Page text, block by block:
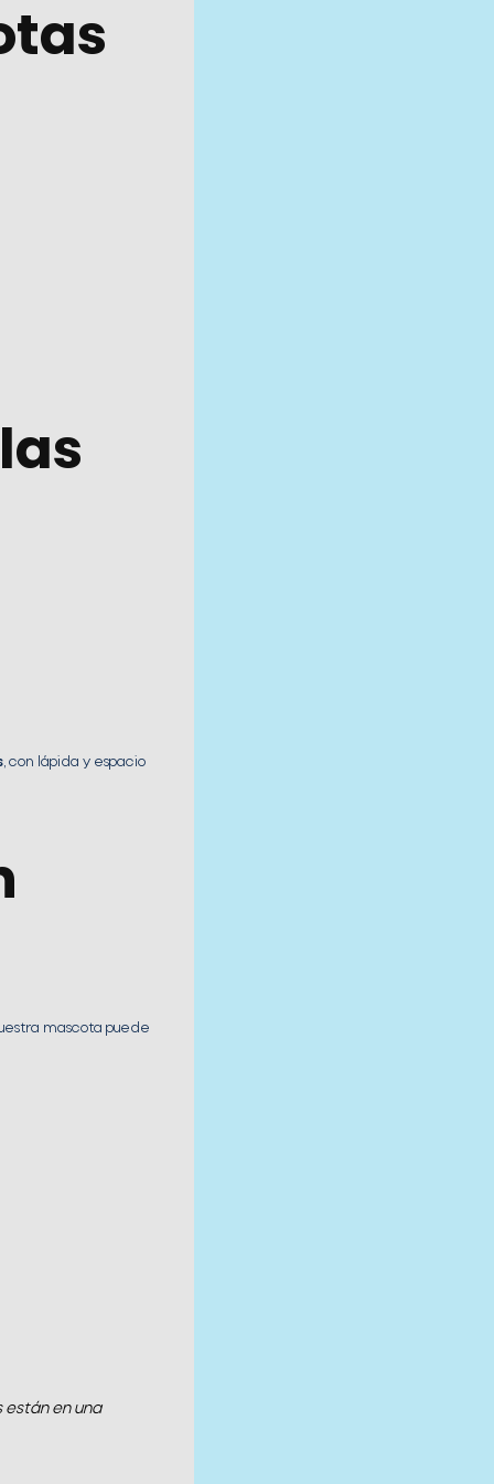
, con lápida y espacio
mascota puede
están en una